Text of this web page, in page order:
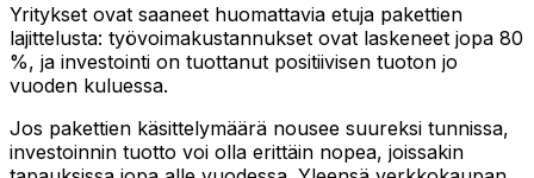
Yritykset ovat saaneet huomattavia etuja pakettien
lajittelusta: työvoimakustannukset ovat laskeneet jopa 80
%, ja investointi on tuottanut positiivisen tuoton jo
vuoden kuluessa.
Jos pakettien käsittelymäärä nousee suureksi tunnissa,
investoinnin tuotto voi olla erittäin nopea, joissakin